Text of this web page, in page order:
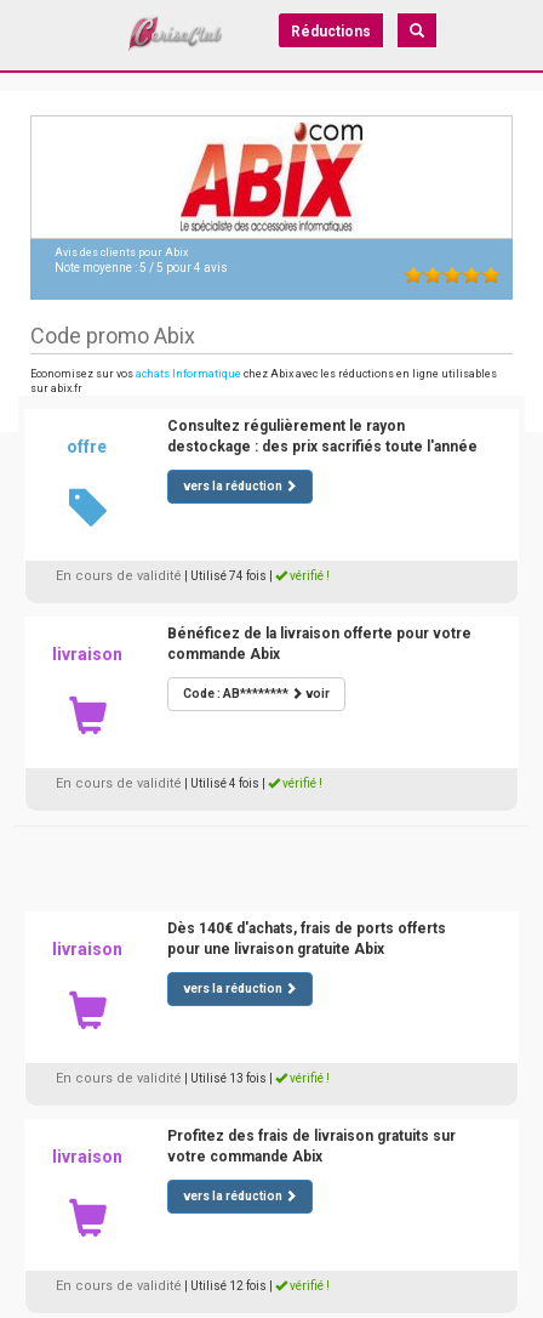
Réductions
Avis des clients pour Abix
Note moyenne :5 /5 pour4 avis
Code promo Abix
Economisez sur vos achats Informatique chez Abix avec les réductions en ligne utilisables
sur abix.fr
offre
Consultez régulièrement le rayon
destockage : des prix sacrifiés toute l'année
vers la réduction
En cours de validité | Utilisé 74 fois vérifié !
livraison
Bénéficez de la livraison offerte pour votre
commande Abix
Code : AB******** voir
En cours de validité | Utilisé 4 fois vérifié !
livraison
Dès 140€ d'achats, frais de ports offerts
pour une livraison gratuite Abix
vers la réduction
En cours de validité | Utilisé 13 fois vérifié !
livraison
Profitez des frais de livraison gratuits sur
votre commande Abix
vers la réduction
En cours de validité | Utilisé 12 fois vérifié !